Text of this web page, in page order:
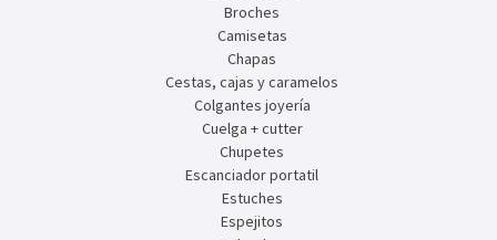
Broches
Camisetas
Chapas
Cestas, cajas y caramelos
Colgantes joyería
Cuelga + cutter
Chupetes
Escanciador portatil
Estuches
Espejitos